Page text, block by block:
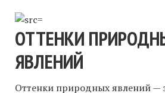
ОТТЕНКИ
ЯВЛЕНИЙ
Оттенки природных явлений —